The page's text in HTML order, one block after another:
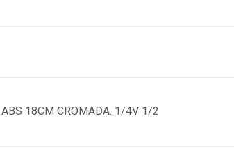
18CM CROMADA. 1/4V 1/2